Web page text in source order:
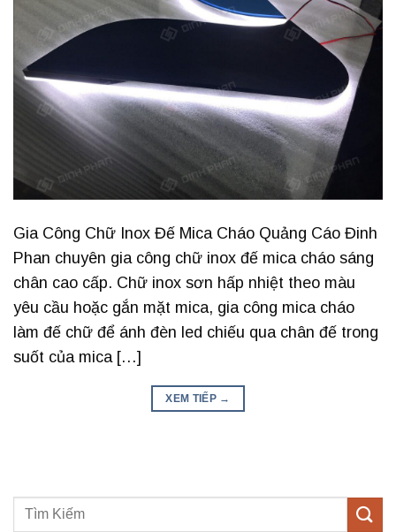
Gia Công Chữ Inox Đế Mica Cháo Quảng Cáo Đinh
Phan chuyên gia công chữ inox đế mica cháo sáng
chân cao cấp. Chữ inox sơn hấp nhiệt theo màu
yêu cầu hoặc gắn mặt mica, gia công mica cháo
làm đế chữ để ánh đèn led chiếu qua chân đế trong
suốt của mica […]
XEM TIẾP →